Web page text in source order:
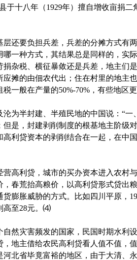
于十八年（1929年）擅自增收亩捐
要负担兵差，兵差的分摊方式有两
哪一种方式，其结果总是同样的，实
捐杂税、横征暴敛还是兵差，地主们
应摊的由佃农代出；住在村里的地主
税一般在产量的50%-70%，有些地区
半封建、半殖民地的中国说：“一
但是，封建剥削制度的根基地主阶级
高利贷资本的剥削结合在一起，在中
利贷，城市的买办资本进入农村与
，春荒抬高粮价，以高利贷形式贷出
货膨胀威胁的方式。比如四川平原，
高至28元。⑷
灾害频发的国家，民国时期水利设
，地主借给农民高利贷看人值不值，
河北省毕竟富裕的地区，由于大清、